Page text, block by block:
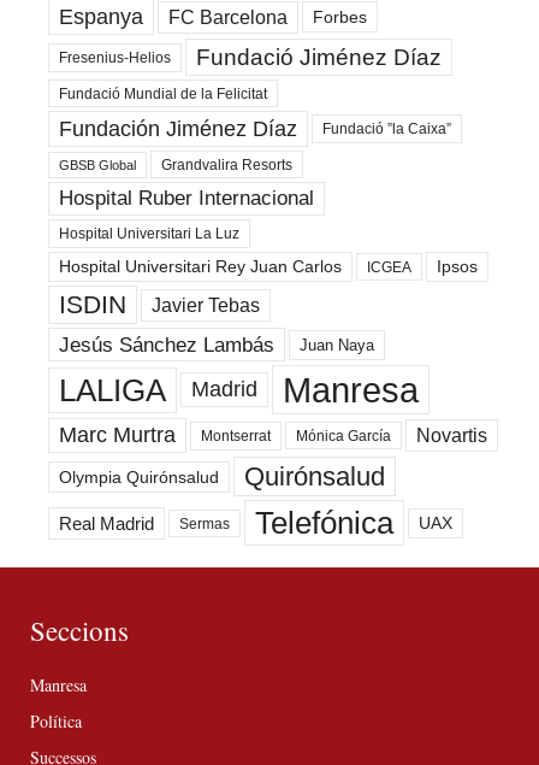
Espanya FC Barcelona Forbes
Fresenius-Helios Fundació Jiménez Díaz
Fundació Mundial de la Felicitat
Fundación Jiménez Díaz Fundació ”la Caixa”
GBSB Global Grandvalira Resorts
Hospital Ruber Internacional
Hospital Universitari La Luz
Hospital Universitari Rey Juan Carlos ICGEA Ipsos
ISDIN Javier Tebas
Jesús Sánchez Lambás Juan Naya
LALIGA Madrid Manresa
Marc Murtra Montserrat Mónica García Novartis
Olympia Quirónsalud Quirónsalud
Real Madrid Sermas Telefónica UAX
Seccions
Manresa
Política
Successos